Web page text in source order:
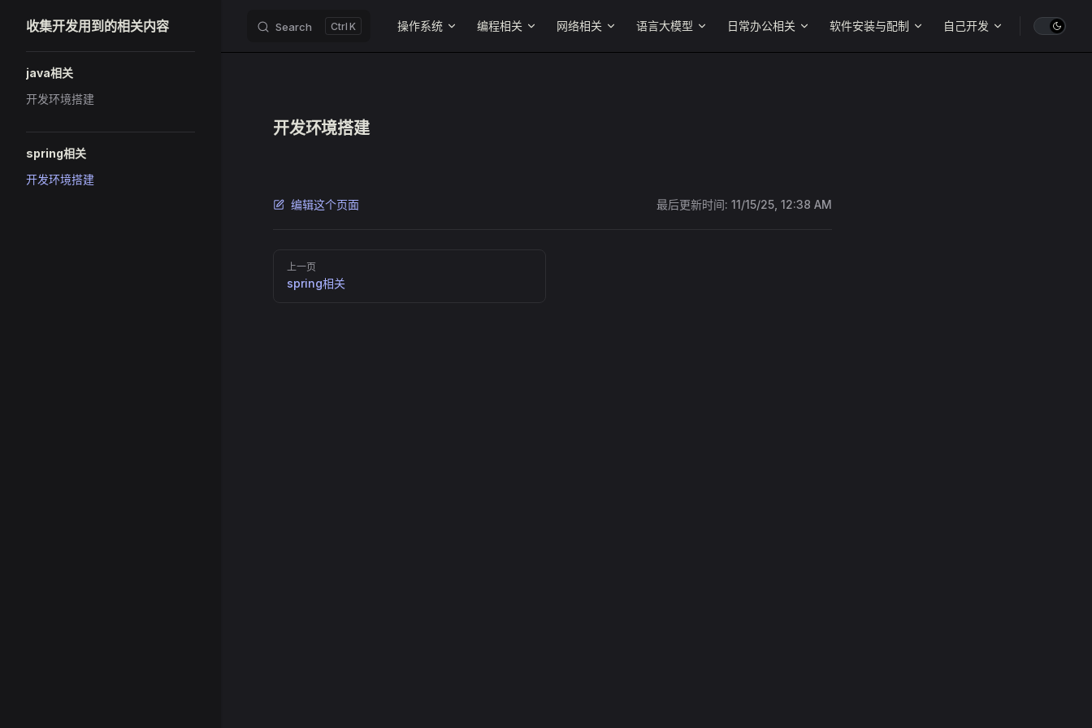
Skip to content
收集开发用到的相关内容 Search K 操作系统 编程相关 网络相关 语言大模型 日常办公相关 软件安装与配制 自己开发
java相关
开发环境搭建
spring相关
开发环境搭建
开发环境搭建
编辑这个页面 最后更新时间: 11/15/25, 12:38 AM
Pager
上一页
spring相关